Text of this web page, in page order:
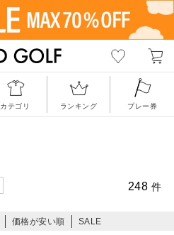
カテゴリ ランキング プレー券
248 件
価格が安い順 SALE